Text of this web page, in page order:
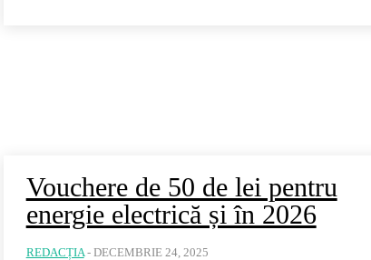
Vouchere de 50 de lei pentru
energie electrică și în 2026
REDACȚIA - DECEMBRIE 24, 2025